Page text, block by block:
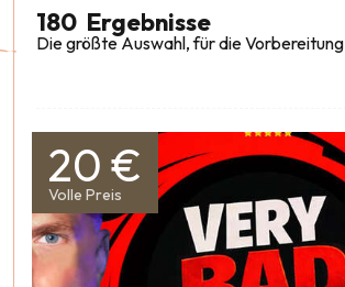
180 Ergebnisse
Die größte Auswahl, für die Vorbereitung
20 €
Volle Preis